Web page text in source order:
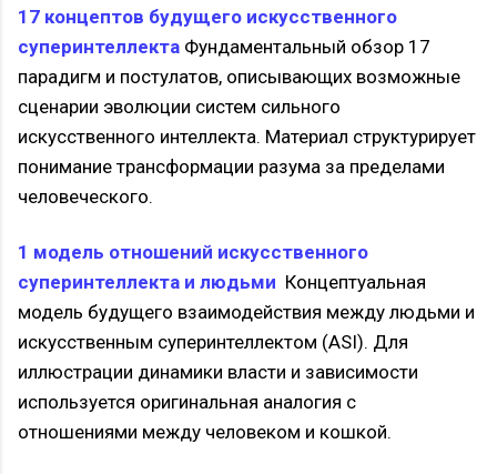
17 концептов будущего искусственного
суперинтеллекта Фундаментальный обзор 17
парадигм и постулатов, описывающих возможные
сценарии эволюции систем сильного
искусственного интеллекта. Материал структурирует
понимание трансформации разума за пределами
человеческого.
1 модель отношений искусственного
суперинтеллекта и людьми Концептуальная
модель будущего взаимодействия между людьми и
искусственным суперинтеллектом (ASI). Для
иллюстрации динамики власти и зависимости
используется оригинальная аналогия с
отношениями между человеком и кошкой.